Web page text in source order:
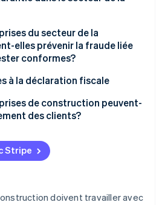
et provision
flexibles :
garantie et des paiements
du secteur de la
elles prévenir la fraude liée
conformes?
électroniques
renseignements financiers
contrôles internes
fraudes pour les paiements
à la déclaration fiscale
de construction peuvent-
des clients?
de paiement multiples et
de facturation au projet
Stripe
doivent travailler avec